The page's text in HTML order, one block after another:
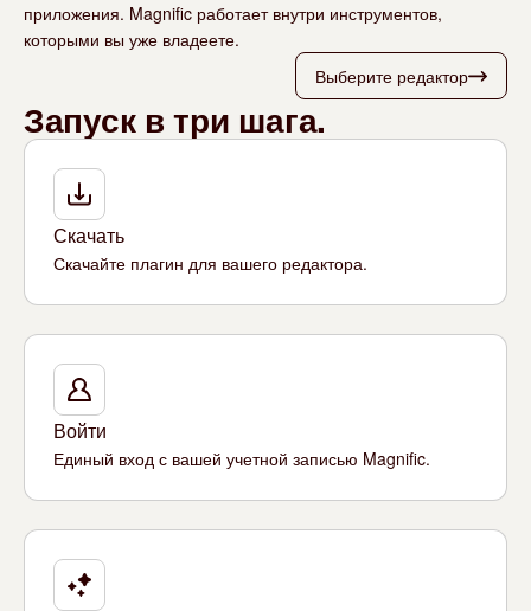
приложения. Magnific работает внутри инструментов,
которыми вы уже владеете.
Выберите редактор
Запуск в три шага.
Скачать
Скачайте плагин для вашего редактора.
Войти
Единый вход с вашей учетной записью Magnific.